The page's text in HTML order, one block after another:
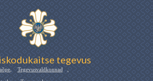
tegevus
, Tegevusvaldkonnad ,